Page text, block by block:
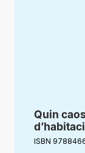
Quin caos
ISBN